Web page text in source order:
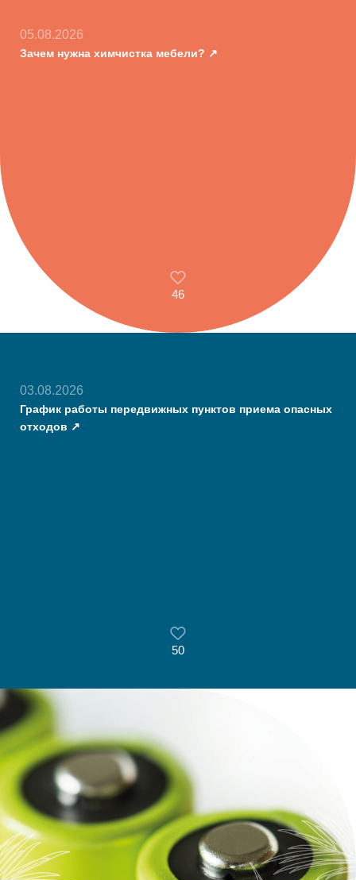
05.08.2026
Зачем нужна химчистка мебели?
46
03.08.2026
График работы передвижных пунктов приема опасных
отходов
50